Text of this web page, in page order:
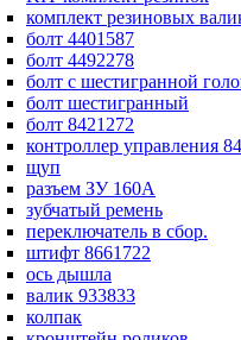
комплект резиновых
болт 4401587
болт 4492278
болт с шестигранной
болт шестигранный
болт 8421272
контроллер управления
щуп
разъем ЗУ 160А
зубчатый ремень
переключатель в сбор.
штифт 8661722
ось дышла
валик 933833
колпак